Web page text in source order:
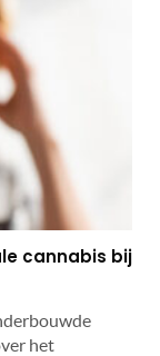
cannabis bij
het